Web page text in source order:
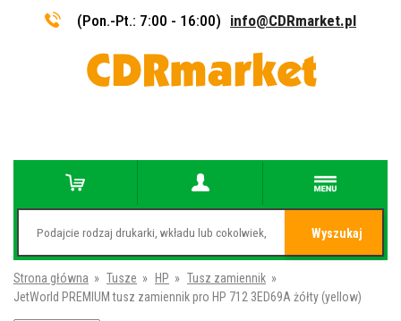
(Pon.-Pt.: 7:00 - 16:00) info@CDRmarket.pl
Wyszukaj
Strona główna » Tusze » HP » Tusz zamiennik »
JetWorld PREMIUM tusz zamiennik pro HP 712 3ED69A żółty (yellow)